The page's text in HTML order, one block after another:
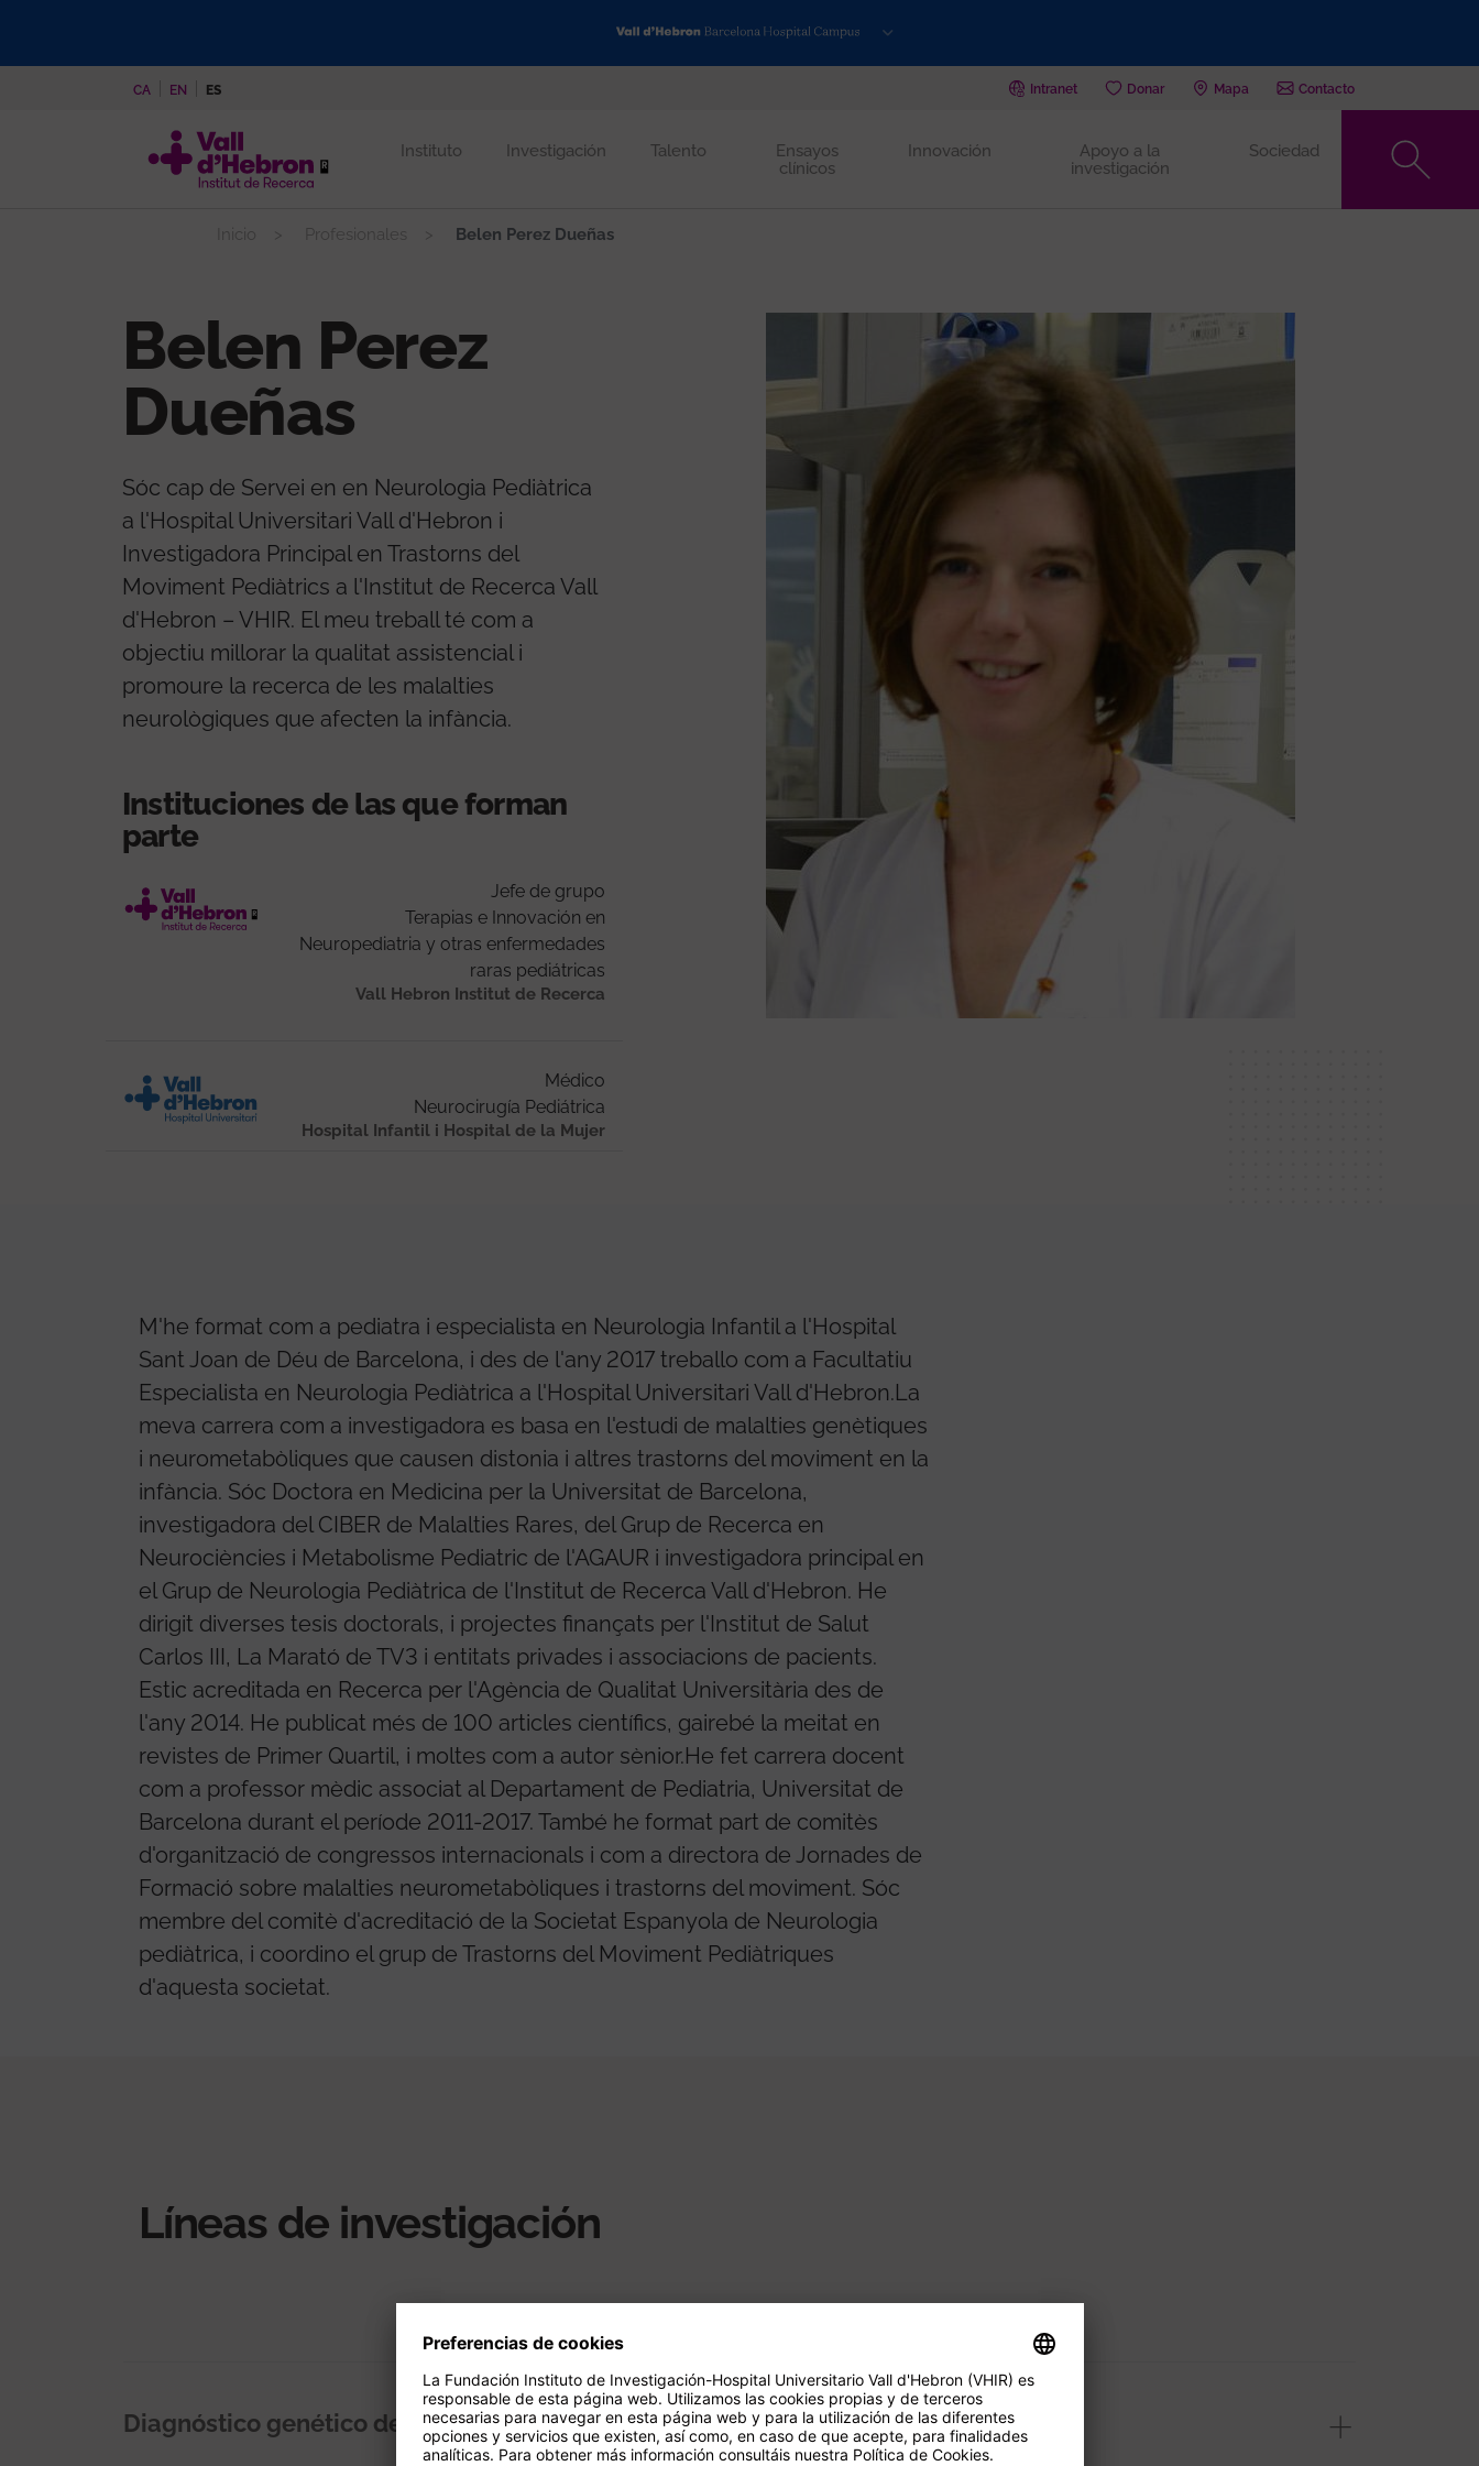
CA EN ES Intranet Donar Mapa Contacto
Instituto Investigación Talento
Ensayos
clínicos
Innovación
Apoyo a la
investigación
Sociedad
Profesionales Belen Perez Dueñas
Belen Perez
Dueñas
Sóc cap de Servei en en Neurologia Pediàtrica
a l'Hospital Universitari Vall d'Hebron i
Investigadora Principal en Trastorns del
Moviment Pediàtrics a l'Institut de Recerca Vall
d'Hebron – VHIR. El meu treball té com a
objectiu millorar la qualitat assistencial i
promoure la recerca de les malalties
neurològiques que afecten la infància.
Instituciones de las que forman
parte
Jefe de grupo
Terapias e Innovación en
Neuropediatria y otras enfermedades
raras pediátricas
Vall Hebron Institut de Recerca
Médico
Neurocirugía Pediátrica
Hospital Infantil i Hospital de la Mujer
M'he format com a pediatra i especialista en Neurologia Infantil a l'Hospital
Sant Joan de Déu de Barcelona, i des de l'any 2017 treballo com a Facultatiu
Especialista en Neurologia Pediàtrica a l'Hospital Universitari Vall d'Hebron.La
meva carrera com a investigadora es basa en l'estudi de malalties genètiques
i neurometabòliques que causen distonia i altres trastorns del moviment en la
infància. Sóc Doctora en Medicina per la Universitat de Barcelona,
investigadora del CIBER de Malalties Rares, del Grup de Recerca en
Neurociències i Metabolisme Pediatric de l'AGAUR i investigadora principal en
el Grup de Neurologia Pediàtrica de l'Institut de Recerca Vall d'Hebron. He
dirigit diverses tesis doctorals, i projectes finançats per l'Institut de Salut
Carlos III, La Marató de TV3 i entitats privades i associacions de pacients.
Estic acreditada en Recerca per l'Agència de Qualitat Universitària des de
l'any 2014. He publicat més de 100 articles científics, gairebé la meitat en
revistes de Primer Quartil, i moltes com a autor sènior.He fet carrera docent
com a professor mèdic associat al Departament de Pediatria, Universitat de
Barcelona durant el període 2011-2017. També he format part de comitès
d'organització de congressos internacionals i com a directora de Jornades de
Formació sobre malalties neurometabòliques i trastorns del moviment. Sóc
membre del comitè d'acreditació de la Societat Espanyola de Neurologia
pediàtrica, i coordino el grup de Trastorns del Moviment Pediàtriques
d'aquesta societat.
Líneas de investigación
Diagnóstico genético de precisión